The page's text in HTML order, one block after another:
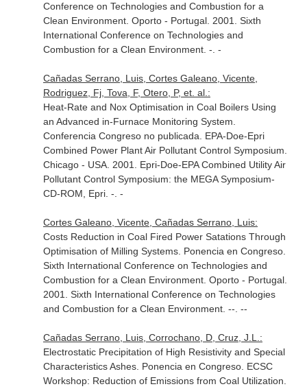
Conference on Technologies and Combustion for a
Clean Environment. Oporto - Portugal. 2001. Sixth
International Conference on Technologies and
Combustion for a Clean Environment. -. -
Cañadas Serrano, Luis, Cortes Galeano, Vicente,
Rodriguez, Fj, Tova, F, Otero, P, et. al.:
Heat-Rate and Nox Optimisation in Coal Boilers Using
an Advanced in-Furnace Monitoring System.
Conferencia Congreso no publicada. EPA-Doe-Epri
Combined Power Plant Air Pollutant Control Symposium.
Chicago - USA. 2001. Epri-Doe-EPA Combined Utility Air
Pollutant Control Symposium: the MEGA Symposium-
CD-ROM, Epri. -. -
Cortes Galeano, Vicente, Cañadas Serrano, Luis:
Costs Reduction in Coal Fired Power Satations Through
Optimisation of Milling Systems. Ponencia en Congreso.
Sixth International Conference on Technologies and
Combustion for a Clean Environment. Oporto - Portugal.
2001. Sixth International Conference on Technologies
and Combustion for a Clean Environment. --. --
Cañadas Serrano, Luis, Corrochano, D, Cruz, J.L.:
Electrostatic Precipitation of High Resistivity and Special
Characteristics Ashes. Ponencia en Congreso. ECSC
Workshop: Reduction of Emissions from Coal Utilization.